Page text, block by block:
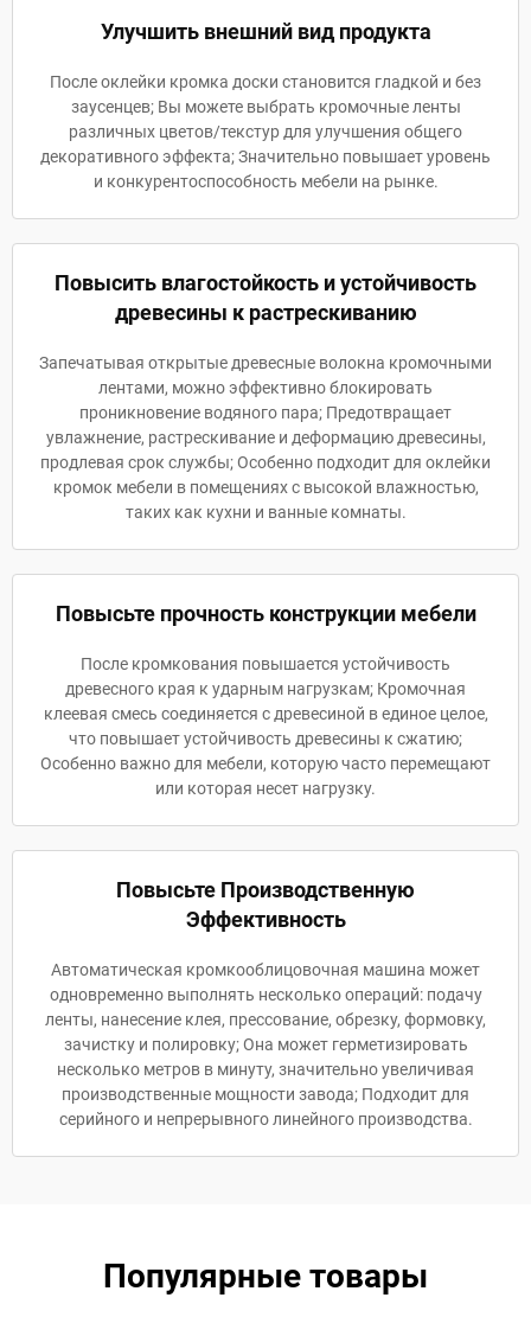
Улучшить внешний вид продукта
После оклейки кромка доски становится гладкой и без
заусенцев; Вы можете выбрать кромочные ленты
различных цветов/текстур для улучшения общего
декоративного эффекта; Значительно повышает уровень
и конкурентоспособность мебели на рынке.
Повысить влагостойкость и устойчивость
древесины к растрескиванию
Запечатывая открытые древесные волокна кромочными
лентами, можно эффективно блокировать
проникновение водяного пара; Предотвращает
увлажнение, растрескивание и деформацию древесины,
продлевая срок службы; Особенно подходит для оклейки
кромок мебели в помещениях с высокой влажностью,
таких как кухни и ванные комнаты.
Повысьте прочность конструкции мебели
После кромкования повышается устойчивость
древесного края к ударным нагрузкам; Кромочная
клеевая смесь соединяется с древесиной в единое целое,
что повышает устойчивость древесины к сжатию;
Особенно важно для мебели, которую часто перемещают
или которая несет нагрузку.
Повысьте Производственную
Эффективность
Автоматическая кромкооблицовочная машина может
одновременно выполнять несколько операций: подачу
ленты, нанесение клея, прессование, обрезку, формовку,
зачистку и полировку; Она может герметизировать
несколько метров в минуту, значительно увеличивая
производственные мощности завода; Подходит для
серийного и непрерывного линейного производства.
Популярные товары